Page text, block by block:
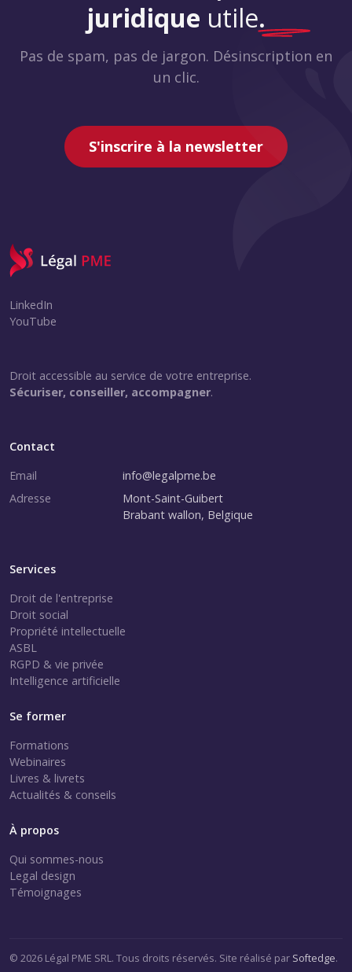
juridique utile.
Pas de spam, pas de jargon. Désinscription en
un clic.
S'inscrire à la newsletter
LinkedIn
YouTube
Droit accessible au service de votre entreprise.
Sécuriser, conseiller, accompagner.
Contact
Email
info@legalpme.be
Adresse
Mont-Saint-Guibert
Brabant wallon, Belgique
Services
Droit de l'entreprise
Droit social
Propriété intellectuelle
ASBL
RGPD & vie privée
Intelligence artificielle
Se former
Formations
Webinaires
Livres & livrets
Actualités & conseils
À propos
Qui sommes-nous
Legal design
Témoignages
© 2026 Légal PME SRL. Tous droits réservés. Site réalisé par Softedge.